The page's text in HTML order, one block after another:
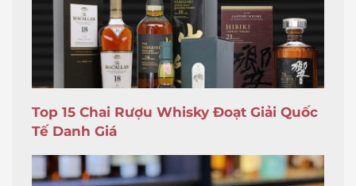
Top 15 Chai Rượu Whisky Đoạt Giải Quốc
Tế Danh Giá